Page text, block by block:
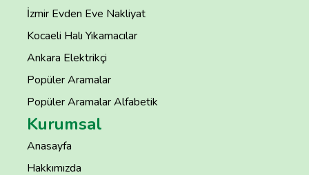
İzmir Evden Eve Nakliyat
Kocaeli Halı Yıkamacılar
Ankara Elektrikçi
Popüler Aramalar
Popüler Aramalar Alfabetik
Kurumsal
Anasayfa
Hakkımızda